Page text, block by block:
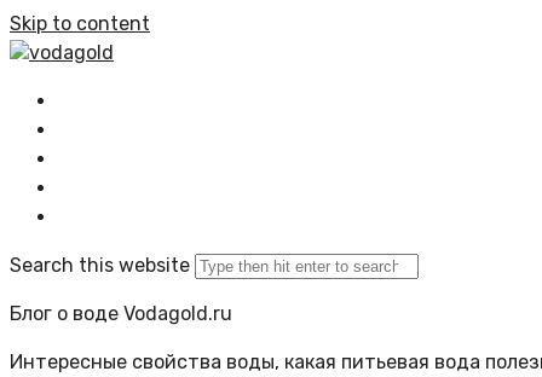
Skip to content
vodagold
Search this website
Блог о воде Vodagold.ru
Интересные свойства воды, какая питьевая вода